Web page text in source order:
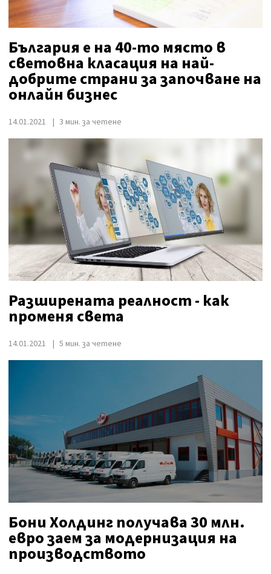
България е на 40-то място в
световна класация на най-
добрите страни за започване на
онлайн бизнес
14.01.2021 3 мин. за четене
Разширената реалност - как
променя света
14.01.2021 5 мин. за четене
Бони Холдинг получава 30 млн.
евро заем за модернизация на
производството